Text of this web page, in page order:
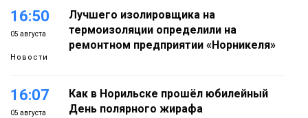
16:50
05 августа
Новости
Лучшего изолировщика на
термоизоляции определили на
ремонтном предприятии «Норникеля»
16:07
05 августа
Как в Норильске прошёл юбилейный
День полярного жирафа